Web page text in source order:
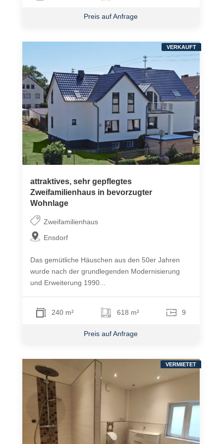
Preis auf Anfrage
attraktives, sehr gepflegtes
Zweifamilienhaus in bevorzugter
Wohnlage
Zweifamilienhaus
Ensdorf
Das gemütliche Häuschen aus den 50er Jahren
wurde nach der grundlegenden Modernisierung
und Erweiterung 1990...
240 m² 618 m² 9
Preis auf Anfrage
VERKAUFT
VERMIETET